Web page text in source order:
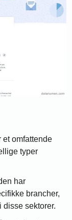
et omfattende
typer
har
brancher,
disse sektorer.